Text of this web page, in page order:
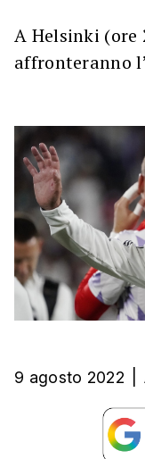
A Helsinki (ore
affronteranno
9 agosto 2022